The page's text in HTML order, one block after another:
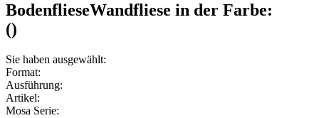
BodenflieseWandfliese in der Farbe:
()
Sie haben ausgewählt:
Format:
Ausführung:
Artikel:
Mosa Serie: